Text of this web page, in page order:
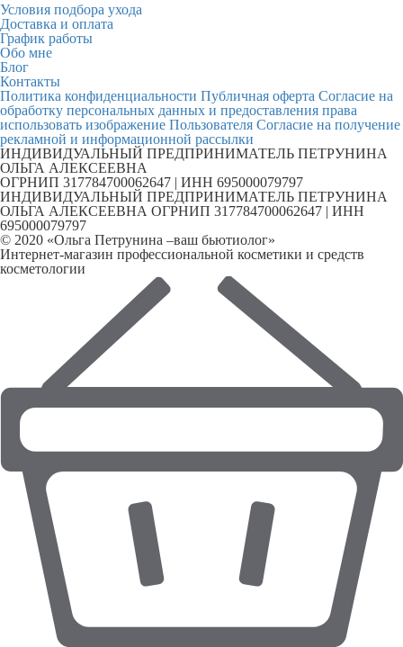
Условия подбора ухода
Доставка и оплата
График работы
Обо мне
Блог
Контакты
Политика конфиденциальности Публичная оферта Согласие на
обработку персональных данных и предоставления права
использовать изображение Пользователя Согласие на получение
рекламной и информационной рассылки
ИНДИВИДУАЛЬНЫЙ ПРЕДПРИНИМАТЕЛЬ ПЕТРУНИНА
ОЛЬГА АЛЕКСЕЕВНА
ОГРНИП 317784700062647 | ИНН 695000079797
ИНДИВИДУАЛЬНЫЙ ПРЕДПРИНИМАТЕЛЬ ПЕТРУНИНА
ОЛЬГА АЛЕКСЕЕВНА ОГРНИП 317784700062647 | ИНН
695000079797
© 2020 «Ольга Петрунина –ваш бьютиолог»
Интернет-магазин профессиональной косметики и средств
косметологии